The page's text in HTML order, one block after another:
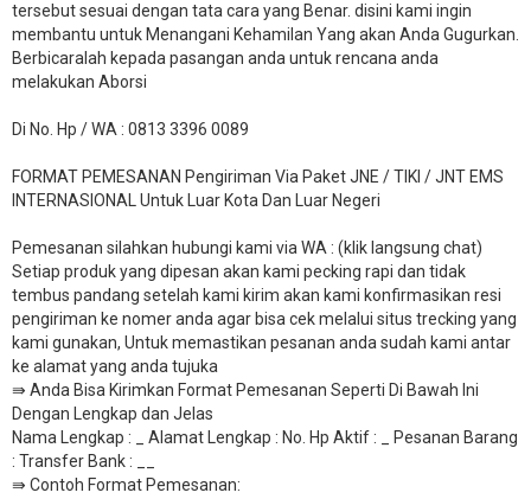
tersebut sesuai dengan tata cara yang Benar. disini kami ingin
membantu untuk Menangani Kehamilan Yang akan Anda Gugurkan.
Berbicaralah kepada pasangan anda untuk rencana anda
melakukan Aborsi
Di No. Hp / WA : 0813 3396 0089
FORMAT PEMESANAN Pengiriman Via Paket JNE / TIKI / JNT EMS
INTERNASIONAL Untuk Luar Kota Dan Luar Negeri
Pemesanan silahkan hubungi kami via WA : (klik langsung chat)
Setiap produk yang dipesan akan kami pecking rapi dan tidak
tembus pandang setelah kami kirim akan kami konfirmasikan resi
pengiriman ke nomer anda agar bisa cek melalui situs trecking yang
kami gunakan, Untuk memastikan pesanan anda sudah kami antar
ke alamat yang anda tujuka
⇛ Anda Bisa Kirimkan Format Pemesanan Seperti Di Bawah Ini
Dengan Lengkap dan Jelas
Nama Lengkap : _ Alamat Lengkap : No. Hp Aktif : _ Pesanan Barang
: Transfer Bank : __
​⇛ Contoh Format Pemesanan: